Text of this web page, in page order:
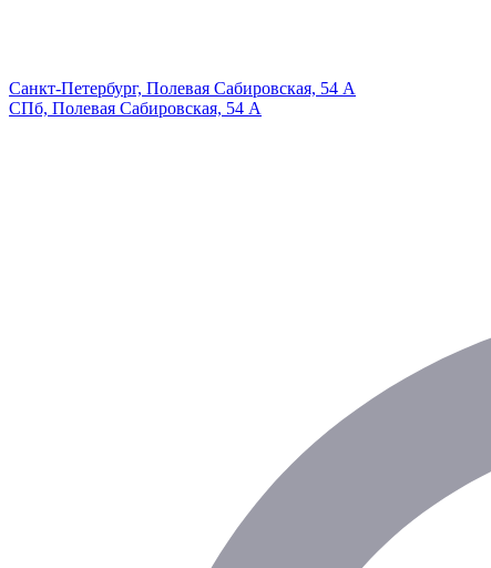
Санкт-Петербург, Полевая Сабировская, 54 А
СПб, Полевая Сабировская, 54 А